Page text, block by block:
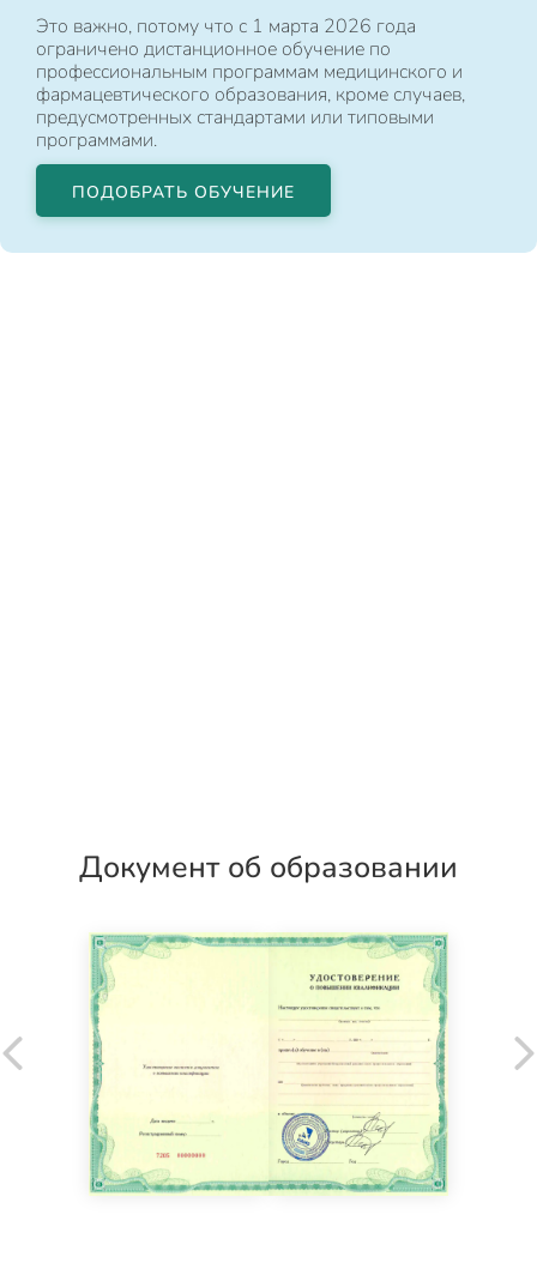
Это важно, потому что с 1 марта 2026 года
ограничено дистанционное обучение по
профессиональным программам медицинского и
фармацевтического образования, кроме случаев,
предусмотренных стандартами или типовыми
программами.
ПОДОБРАТЬ ОБУЧЕНИЕ
Документ об образовании